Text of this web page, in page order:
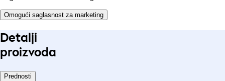
Omogući saglasnost za marketing
Detalji
proizvoda
Prednosti